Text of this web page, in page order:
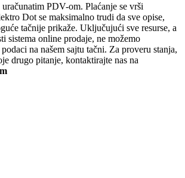
uračunatim PDV-om. Plaćanje se vrši
Dot se maksimalno trudi da sve opise,
tačnije prikaže. Uključujući sve resurse, a
sistema online prodaje, ne možemo
na našem sajtu tačni. Za proveru stanja,
drugo pitanje, kontaktirajte nas na